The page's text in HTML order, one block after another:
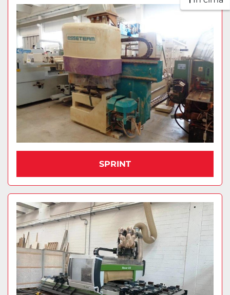
SPRINT